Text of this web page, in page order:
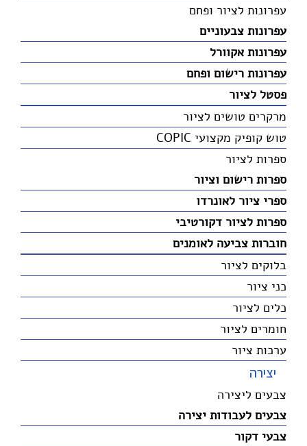
עפרונות לציור ופחם
עפרונות צבעוניים
עפרונות אקוורל
עפרונות רישום ופחם
פסטל לציור
מרקרים טושים לציור
טוש קופיק מקצועי COPIC
ספרות לציור
ספרות רישום וציור
ספרי ציור לאונרדו
ספרות לציור דקורטיבי
חוברות צביעה לאומנים
בלוקים לציור
כני ציור
כלים לציור
חומרים לציור
ערכות ציור
יצירה
צבעים ליצירה
צבעים לעבודות יצירה
צבעי דקור